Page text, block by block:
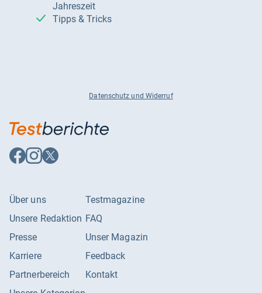
Jahreszeit
Tipps & Tricks
Datenschutz und Widerruf
Auf
Facebook
Auf
Instagram
Auf
X
Über uns
Unsere Redaktion
Presse
Karriere
Partnerbereich
Testmagazine
FAQ
Unser Magazin
Feedback
Kontakt